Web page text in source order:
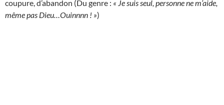
coupure, d’abandon (Du genre : « Je suis seul, personne ne m’aide,
même pas Dieu…Ouinnnn ! »)